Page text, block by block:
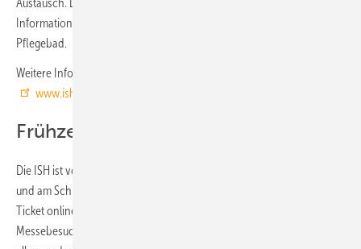
Austausch. Der ZVSHK präsentiert in Halle 3.1 alle wichtigen
Informationen und Angebote der Verbandsorganisation zum Thema
Pflegebad.
Weitere Informationen zum Rahmenprogramm:
www.ish.messefrankfurt.com/events
Frühzeitig um ein Ticket kümmern
Die ISH ist vom 13. bis 16. März 2023 jeweils von 9:00 bis 18:00 Uhr
und am Schlusstag (Freitag, 17. März) bis 17:00 Uhr geöffnet. Wer das
Ticket online auf
Messebesuch erwirbt, erspart sich die Registrierung vor Ort und vor